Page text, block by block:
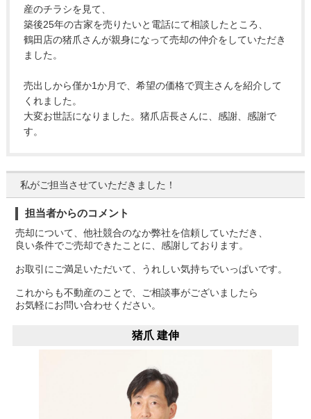
産のチラシを見て、
築後25年の古家を売りたいと電話にて相談したところ、
鶴田店の猪爪さんが親身になって売却の仲介をしていただき
ました。
売出しから僅か1か月で、希望の価格で買主さんを紹介して
くれました。
大変お世話になりました。猪爪店長さんに、感謝、感謝で
す。
私がご担当させていただきました！
担当者からのコメント
売却について、他社競合のなか弊社を信頼していただき、
良い条件でご売却できたことに、感謝しております。
お取引にご満足いただいて、うれしい気持ちでいっぱいです。
これからも不動産のことで、ご相談事がございましたら
お気軽にお問い合わせください。
猪爪 建伸